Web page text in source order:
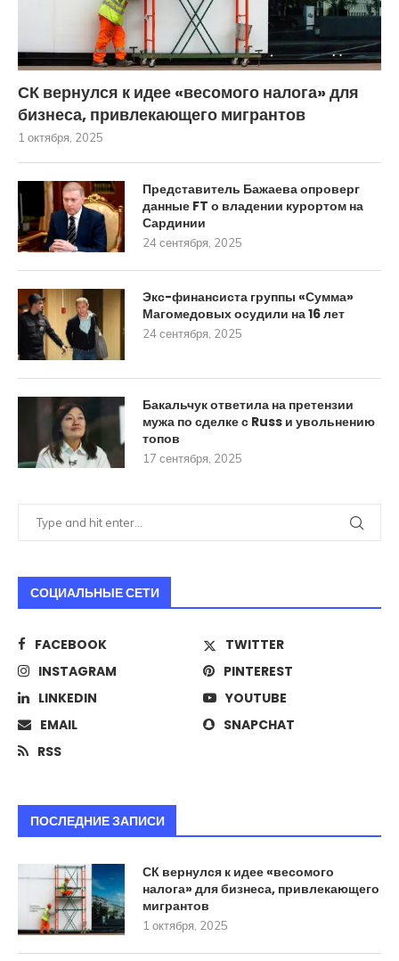
СК вернулся к идее «весомого налога» для
бизнеса, привлекающего мигрантов
1 октября, 2025
Представитель Бажаева опроверг
данные FT о владении курортом на
Сардинии
24 сентября, 2025
Экс-финансиста группы «Сумма»
Магомедовых осудили на 16 лет
24 сентября, 2025
Бакальчук ответила на претензии
мужа по сделке с Russ и увольнению
топов
17 сентября, 2025
СОЦИАЛЬНЫЕ СЕТИ
FACEBOOK
TWITTER
INSTAGRAM
PINTEREST
LINKEDIN
YOUTUBE
EMAIL
SNAPCHAT
RSS
ПОСЛЕДНИЕ ЗАПИСИ
СК вернулся к идее «весомого
налога» для бизнеса, привлекающего
мигрантов
1 октября, 2025